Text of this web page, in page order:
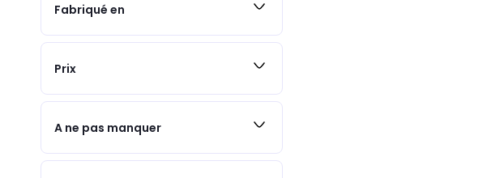
Fabriqué en
Prix
A ne pas manquer